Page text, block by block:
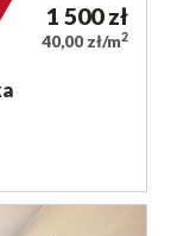
1 500zł
40,00 zł/m2